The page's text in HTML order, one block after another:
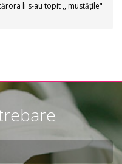
li s-au topit ,, mustățile"